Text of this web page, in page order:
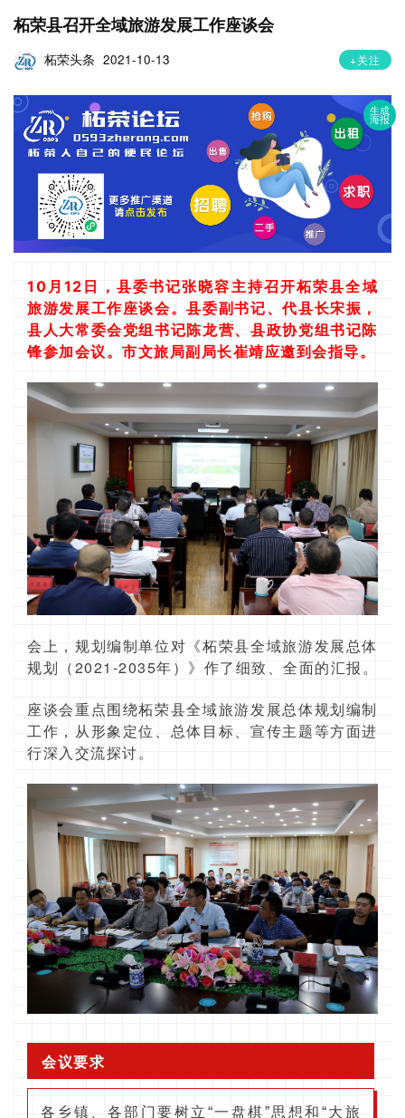
生成
海报
柘荣县召开全域旅游发展工作座谈会
柘荣头条 2021-10-13 +关注
10月12日，县委书记张晓容主持召开柘荣县全域
旅游发展工作座谈会。县委副书记、代县长宋振，
县人大常委会党组书记陈龙营、县政协党组书记陈
锋参加会议。市文旅局副局长崔靖应邀到会指导。
会上，规划编制单位对《柘荣县全域旅游发展总体
规划（2021-2035年）》作了细致、全面的汇报。
座谈会重点围绕柘荣县全域旅游发展总体规划编制
工作，从形象定位、总体目标、宣传主题等方面进
行深入交流探讨。
会议要求
各乡镇、各部门要树立“一盘棋”思想和“大旅